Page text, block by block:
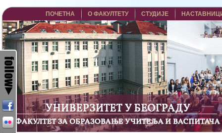
ПОЧЕТНА О ФАКУЛТЕТУ СТУДИЈЕ